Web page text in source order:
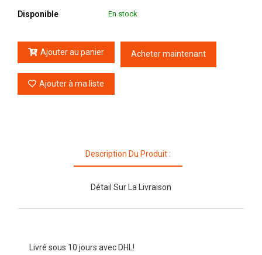
Disponible En stock
Ajouter au panier Acheter maintenant
Ajouter à ma liste
Description Du Produit :
Détail Sur La Livraison
Livré sous 10 jours avec DHL!